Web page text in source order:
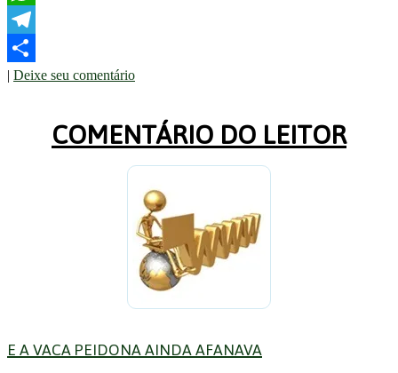
WhatsApp
Telegram
Share
| Deixe seu comentário
COMENTÁRIO DO LEITOR
E A VACA PEIDONA AINDA AFANAVA